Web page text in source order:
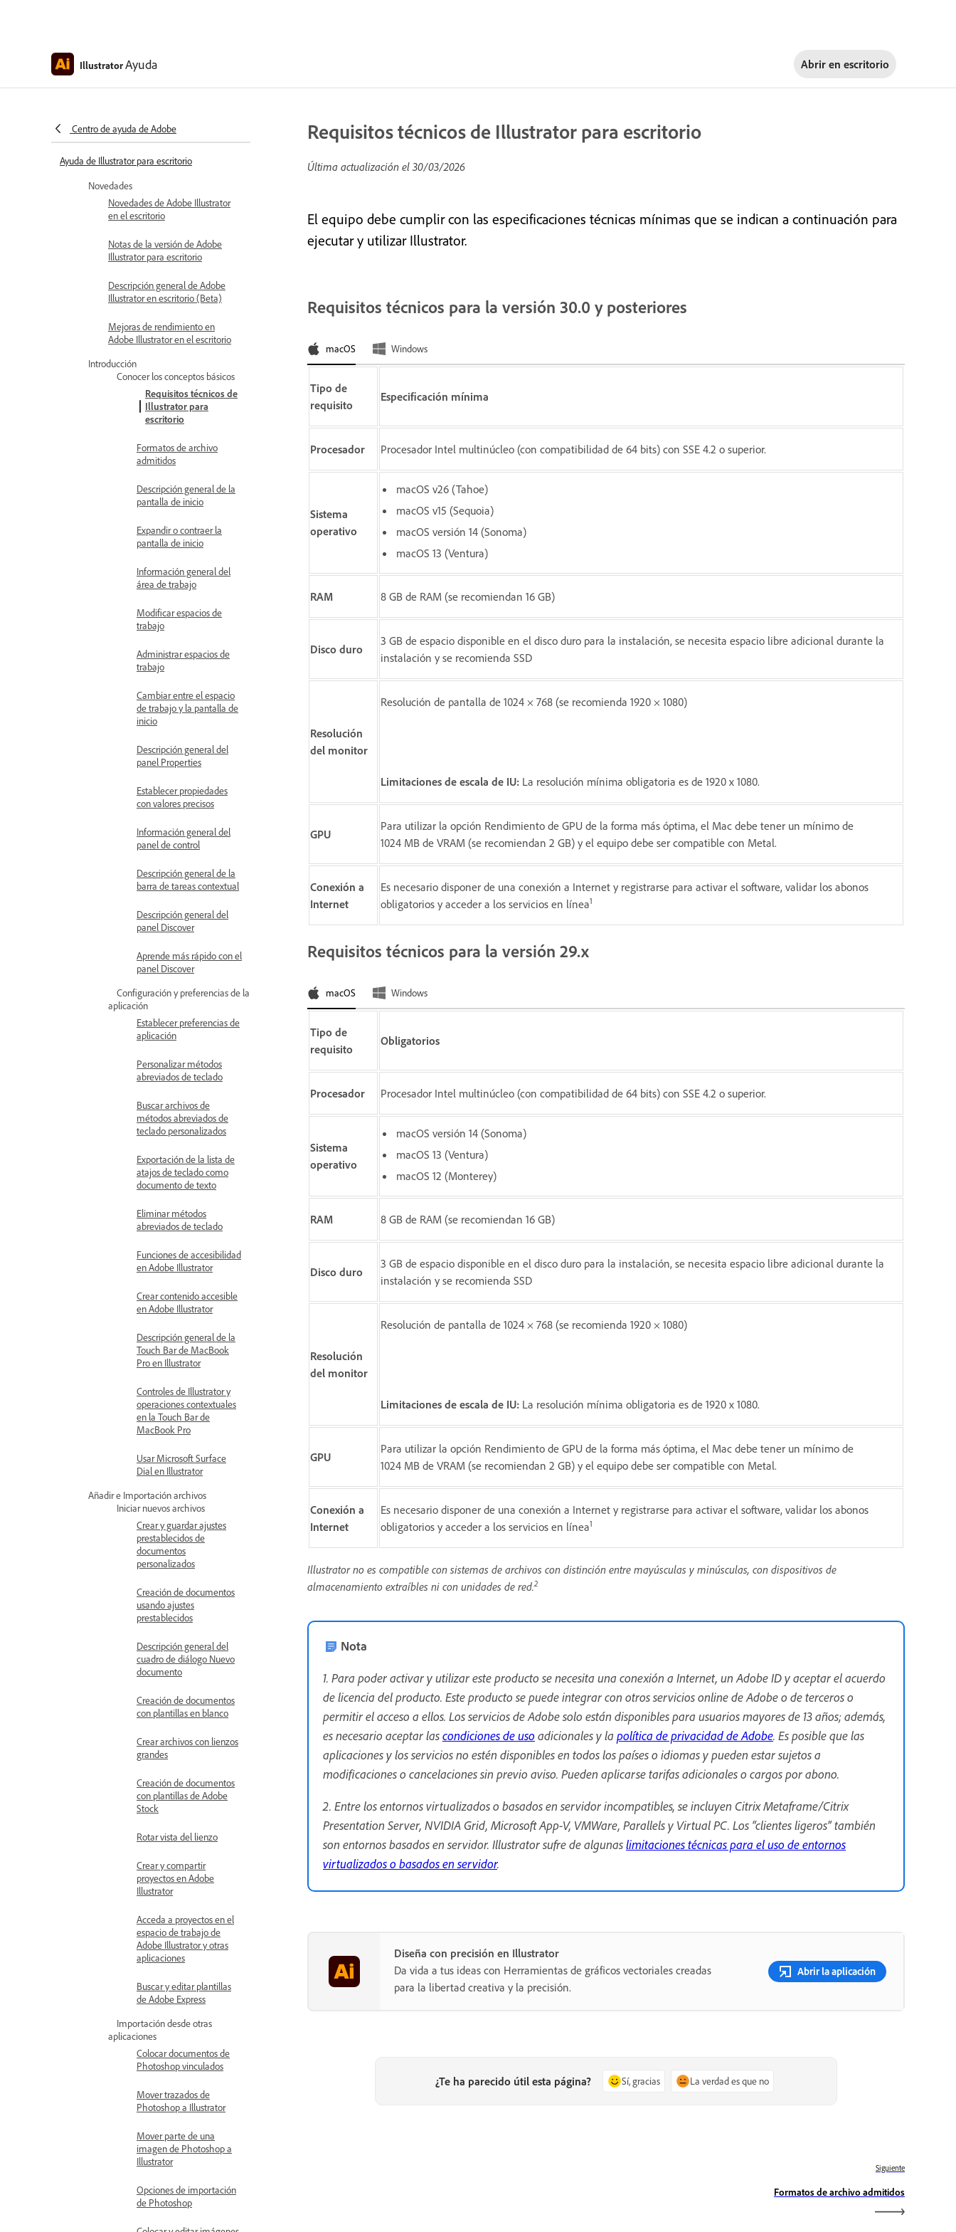
IllustratorAyuda Abrir en escritorio
Centro de ayuda de Adobe
Ayuda de Illustrator para escritorio
Novedades
Novedades de Adobe Illustrator
en el escritorio
Notas de la versión de Adobe
Illustrator para escritorio
Descripción general de Adobe
Illustrator en escritorio (Beta)
Mejoras de rendimiento en
Adobe Illustrator en el escritorio
Introducción
Conocer los conceptos básicos
Requisitos técnicos de
Illustrator para
escritorio
Formatos de archivo
admitidos
Descripción general de la
pantalla de inicio
Expandir o contraer la
pantalla de inicio
Información general del
área de trabajo
Modificar espacios de
trabajo
Administrar espacios de
trabajo
Cambiar entre el espacio
de trabajo y la pantalla de
inicio
Descripción general del
panel Properties
Establecer propiedades
con valores precisos
Información general del
panel de control
Descripción general de la
barra de tareas contextual
Descripción general del
panel Discover
Aprende más rápido con el
panel Discover
Configuración y preferencias de la
aplicación
Establecer preferencias de
aplicación
Personalizar métodos
abreviados de teclado
Buscar archivos de
métodos abreviados de
teclado personalizados
Exportación de la lista de
atajos de teclado como
documento de texto
Eliminar métodos
abreviados de teclado
Funciones de accesibilidad
en Adobe Illustrator
Crear contenido accesible
en Adobe Illustrator
Descripción general de la
Touch Bar de MacBook
Pro en Illustrator
Controles de Illustrator y
operaciones contextuales
en la Touch Bar de
MacBook Pro
Usar Microsoft Surface
Dial en Illustrator
Añadir e Importación archivos
Iniciar nuevos archivos
Crear y guardar ajustes
prestablecidos de
documentos
personalizados
Creación de documentos
usando ajustes
prestablecidos
Descripción general del
cuadro de diálogo Nuevo
documento
Creación de documentos
con plantillas en blanco
Crear archivos con lienzos
grandes
Creación de documentos
con plantillas de Adobe
Stock
Rotar vista del lienzo
Crear y compartir
proyectos en Adobe
Illustrator
Acceda a proyectos en el
espacio de trabajo de
Adobe Illustrator y otras
aplicaciones
Buscar y editar plantillas
de Adobe Express
Importación desde otras
aplicaciones
Colocar documentos de
Photoshop vinculados
Mover trazados de
Photoshop a Illustrator
Mover parte de una
imagen de Photoshop a
Illustrator
Opciones de importación
de Photoshop
Requisitos técnicos de Illustrator para escritorio
Última actualización el 30/03/2026
El equipo debe cumplir con las especificaciones técnicas mínimas que se indican a continuación para
ejecutar y utilizar Illustrator.
Requisitos técnicos para la versión 30.0 y posteriores
macOS Windows
Tipo de
requisito
Especificación mínima
Procesador Procesador Intel multinúcleo (con compatibilidad de 64 bits) con SSE 4.2 o superior.
Sistema
operativo
macOS v26 (Tahoe)
macOS v15 (Sequoia)
macOS versión 14 (Sonoma)
macOS 13 (Ventura)
RAM 8 GB de RAM (se recomiendan 16 GB)
Disco duro
3 GB de espacio disponible en el disco duro para la instalación, se necesita espacio libre adicional durante la
instalación y se recomienda SSD
Resolución
del monitor
Resolución de pantalla de 1024 × 768 (se recomienda 1920 × 1080)
Limitaciones de escala de IU: La resolución mínima obligatoria es de 1920 x 1080.
GPU
Para utilizar la opción Rendimiento de GPU de la forma más óptima, el Mac debe tener un mínimo de
1024 MB de VRAM (se recomiendan 2 GB) y el equipo debe ser compatible con Metal.
Conexión a
Internet
Es necesario disponer de una conexión a Internet y registrarse para activar el software, validar los abonos
obligatorios y acceder a los servicios en línea1
Requisitos técnicos para la versión 29.x
macOS Windows
Tipo de
requisito
Obligatorios
Procesador Procesador Intel multinúcleo (con compatibilidad de 64 bits) con SSE 4.2 o superior.
Sistema
operativo
macOS versión 14 (Sonoma)
macOS 13 (Ventura)
macOS 12 (Monterey)
RAM 8 GB de RAM (se recomiendan 16 GB)
Disco duro
3 GB de espacio disponible en el disco duro para la instalación, se necesita espacio libre adicional durante la
instalación y se recomienda SSD
Resolución
del monitor
Resolución de pantalla de 1024 × 768 (se recomienda 1920 × 1080)
Limitaciones de escala de IU: La resolución mínima obligatoria es de 1920 x 1080.
GPU
Para utilizar la opción Rendimiento de GPU de la forma más óptima, el Mac debe tener un mínimo de
1024 MB de VRAM (se recomiendan 2 GB) y el equipo debe ser compatible con Metal.
Conexión a
Internet
Es necesario disponer de una conexión a Internet y registrarse para activar el software, validar los abonos
obligatorios y acceder a los servicios en línea1
Illustrator no es compatible con sistemas de archivos con distinción entre mayúsculas y minúsculas, con dispositivos de
almacenamiento extraíbles ni con unidades de red.2
Nota
1. Para poder activar y utilizar este producto se necesita una conexión a Internet, un Adobe ID y aceptar el acuerdo
de licencia del producto. Este producto se puede integrar con otros servicios online de Adobe o de terceros o
permitir el acceso a ellos. Los servicios de Adobe solo están disponibles para usuarios mayores de 13 años; además,
es necesario aceptar lascondiciones de uso adicionales y la política de privacidad de Adobe. Es posible que las
aplicaciones y los servicios no estén disponibles en todos los países o idiomas y pueden estar sujetos a
modificaciones o cancelaciones sin previo aviso. Pueden aplicarse tarifas adicionales o cargos por abono.
2. Entre los entornos virtualizados o basados en servidor incompatibles, se incluyen Citrix Metaframe/Citrix
Presentation Server, NVIDIA Grid, Microsoft App-V, VMWare, Parallels y Virtual PC. Los “clientes ligeros” también
son entornos basados en servidor. Illustrator sufre de algunaslimitaciones técnicas para el uso de entornos
virtualizados o basados en servidor.
Diseña con precisión en Illustrator
Da vida a tus ideas con Herramientas de gráficos vectoriales creadas
para la libertad creativa y la precisión.
Abrir la aplicación
¿Te ha parecido útil esta página? Sí, gracias La verdad es que no
Siguiente
Formatos de archivo admitidos